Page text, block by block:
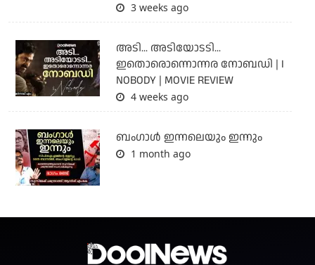
3 weeks ago
അടി... അടിയോടടി...
ഇതൊരൊന്നൊന്നര നോബഡി | I
NOBODY | MOVIE REVIEW
4 weeks ago
ബംഗാള്‍ ഇന്നലെയും ഇന്നും
1 month ago